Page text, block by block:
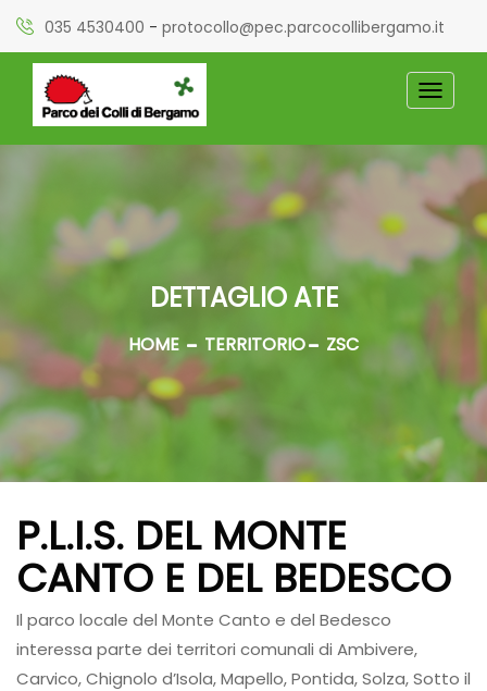
035 4530400 - protocollo@pec.parcocollibergamo.it
DETTAGLIO ATE
HOME TERRITORIO ZSC
P.L.I.S. DEL MONTE
CANTO E DEL BEDESCO
Il parco locale del Monte Canto e del Bedesco
interessa parte dei territori comunali di Ambivere,
Carvico, Chignolo d’Isola, Mapello, Pontida, Solza, Sotto il